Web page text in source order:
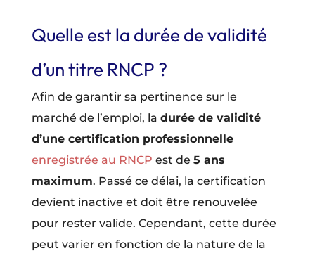
Quelle est la durée de validité
d’un titre RNCP ?
Afin de garantir sa pertinence sur le
marché de l’emploi, la durée de validité
d’une certification professionnelle
enregistrée au RNCP est de 5 ans
maximum. Passé ce délai, la certification
devient inactive et doit être renouvelée
pour rester valide. Cependant, cette durée
peut varier en fonction de la nature de la